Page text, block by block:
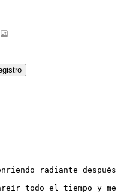
radiante
todo el tiempo y